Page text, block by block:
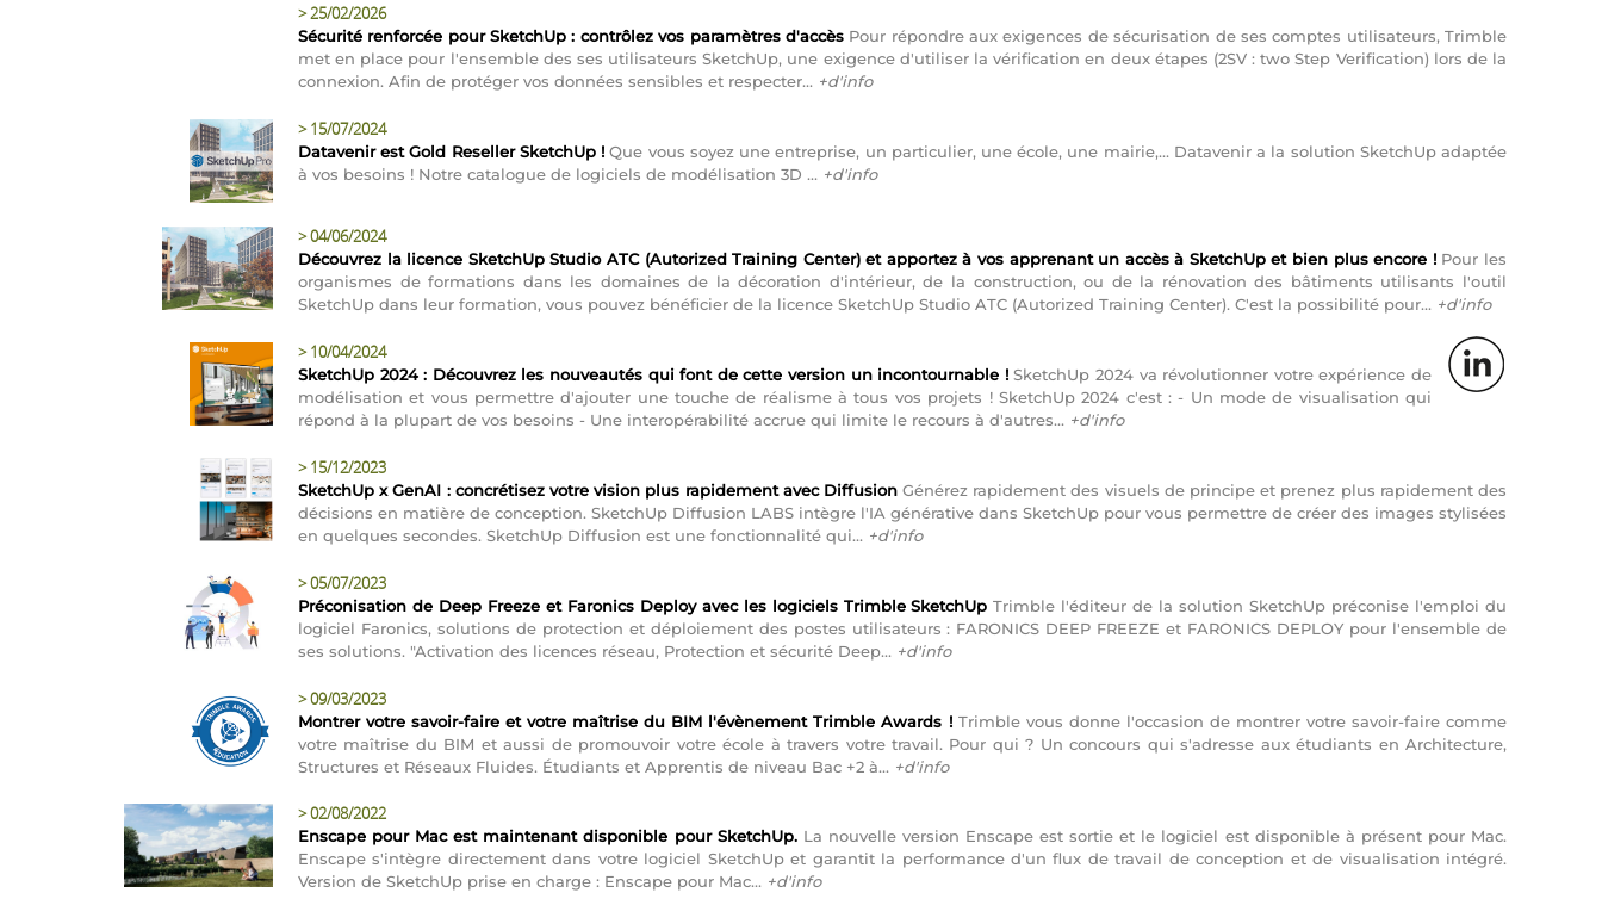
>25/02/2026
Sécurité renforcée pour SketchUp : contrôlez vos paramètres d'accèsPour répondre aux exigences de sécurisation de ses comptes utilisateurs, Trimble
met en place pour l'ensemble des ses utilisateurs SketchUp, une exigence d'utiliser la vérification en deux étapes (2SV : two Step Verification) lors de la
connexion. Afin de protéger vos données sensibles et respecter... +d'info
> 15/07/2024
Datavenir est Gold Reseller SketchUp ! Que vous soyez une entreprise, un particulier, une école, une mairie,... Datavenir a la solution SketchUp adaptée
à vos besoins ! Notre catalogue de logiciels de modélisation 3D ... +d'info
>04/06/2024
Découvrez la licence SketchUp Studio ATC (Autorized Training Center) et apportez à vos apprenant un accès à SketchUp et bien plus encore !Pour les
organismes de formations dans les domaines de la décoration d'intérieur, de la construction, ou de la rénovation des bâtiments utilisants l'outil
SketchUp dans leur formation, vous pouvez bénéficier de la licence SketchUp Studio ATC (Autorized Training Center). C'est la possibilité pour... +d'info
> 10/04/2024
SketchUp 2024 : Découvrez les nouveautés qui font de cette version un incontournable !SketchUp 2024 va révolutionner votre expérience de
modélisation et vous permettre d'ajouter une touche de réalisme à tous vos projets ! SketchUp 2024 c'est : - Un mode de visualisation qui
répond à la plupart de vos besoins - Une interopérabilité accrue qui limite le recours à d'autres... +d'info
> 15/12/2023
SketchUp x GenAI : concrétisez votre vision plus rapidement avec DiffusionGénérez rapidement des visuels de principe et prenez plus rapidement des
décisions en matière de conception. SketchUp Diffusion LABS intègre l'IA générative dans SketchUp pour vous permettre de créer des images stylisées
en quelques secondes. SketchUp Diffusion est une fonctionnalité qui... +d'info
>05/07/2023
Préconisation de Deep Freeze et Faronics Deploy avec les logiciels Trimble SketchUp Trimble l'éditeur de la solution SketchUp préconise l'emploi du
logiciel Faronics, solutions de protection et déploiement des postes utilisateurs : FARONICS DEEP FREEZE et FARONICS DEPLOY pour l'ensemble de
ses solutions. "Activation des licences réseau, Protection et sécurité Deep... +d'info
>09/03/2023
Montrer votre savoir-faire et votre maîtrise du BIM l'évènement Trimble Awards !Trimble vous donne l'occasion de montrer votre savoir-faire comme
votre maîtrise du BIM et aussi de promouvoir votre école à travers votre travail. Pour qui ? Un concours qui s'adresse aux étudiants en Architecture,
Structures et Réseaux Fluides. Étudiants et Apprentis de niveau Bac +2 à... +d'info
>02/08/2022
Enscape pour Mac est maintenant disponible pour SketchUp.La nouvelle version Enscape est sortie et le logiciel est disponible à présent pour Mac.
Enscape s'intègre directement dans votre logiciel SketchUp et garantit la performance d'un flux de travail de conception et de visualisation intégré.
Version de SketchUp prise en charge : Enscape pour Mac... +d'info